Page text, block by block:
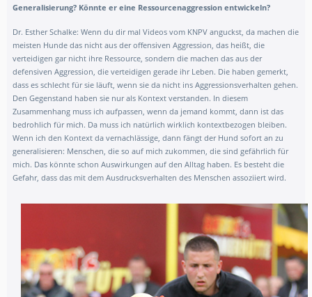
Generalisierung? Könnte er eine Ressourcenaggression entwickeln?
Dr. Esther Schalke: Wenn du dir mal Videos vom KNPV anguckst, da machen die
meisten Hunde das nicht aus der offensiven Aggression, das heißt, die
verteidigen gar nicht ihre Ressource, sondern die machen das aus der
defensiven Aggression, die verteidigen gerade ihr Leben. Die haben gemerkt,
dass es schlecht für sie läuft, wenn sie da nicht ins Aggressionsverhalten gehen.
Den Gegenstand haben sie nur als Kontext verstanden. In diesem
Zusammenhang muss ich aufpassen, wenn da jemand kommt, dann ist das
bedrohlich für mich. Da muss ich natürlich wirklich kontextbezogen bleiben.
Wenn ich den Kontext da vernachlässige, dann fängt der Hund sofort an zu
generalisieren: Menschen, die so auf mich zukommen, die sind gefährlich für
mich. Das könnte schon Auswirkungen auf den Alltag haben. Es besteht die
Gefahr, dass das mit dem Ausdrucksverhalten des Menschen assoziiert wird.